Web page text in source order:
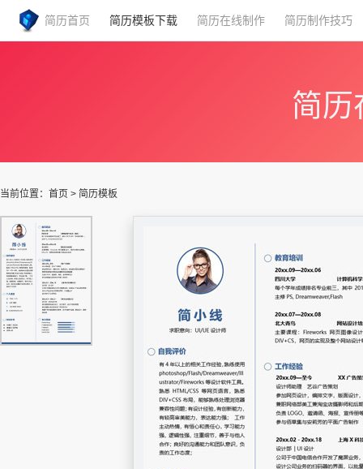
简历首页 简历模板下载 简历在线制作 简历制作技巧
简历
当前位置： 首页 > 简历模板